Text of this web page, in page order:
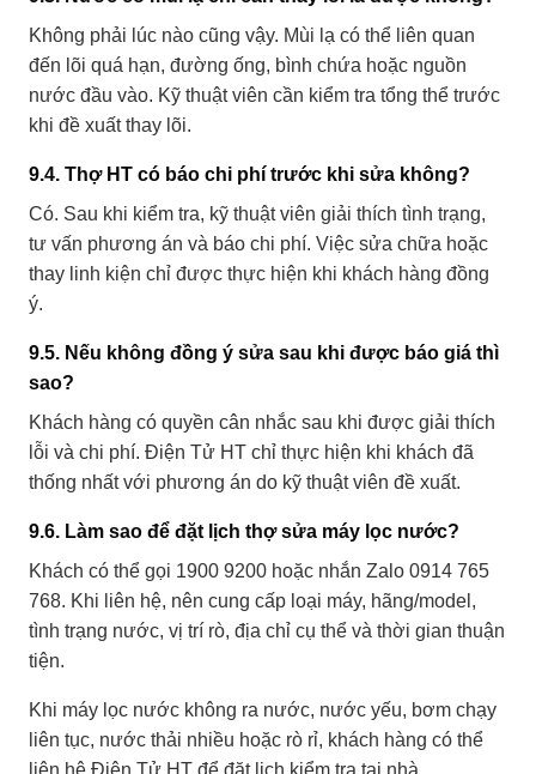
Không phải lúc nào cũng vậy. Mùi lạ có thể liên quan
đến lõi quá hạn, đường ống, bình chứa hoặc nguồn
nước đầu vào. Kỹ thuật viên cần kiểm tra tổng thể trước
khi đề xuất thay lõi.
9.4. Thợ HT có báo chi phí trước khi sửa không?
Có. Sau khi kiểm tra, kỹ thuật viên giải thích tình trạng,
tư vấn phương án và báo chi phí. Việc sửa chữa hoặc
thay linh kiện chỉ được thực hiện khi khách hàng đồng
ý.
9.5. Nếu không đồng ý sửa sau khi được báo giá thì
sao?
Khách hàng có quyền cân nhắc sau khi được giải thích
lỗi và chi phí. Điện Tử HT chỉ thực hiện khi khách đã
thống nhất với phương án do kỹ thuật viên đề xuất.
9.6. Làm sao để đặt lịch thợ sửa máy lọc nước?
Khách có thể gọi 1900 9200 hoặc nhắn Zalo 0914 765
768. Khi liên hệ, nên cung cấp loại máy, hãng/model,
tình trạng nước, vị trí rò, địa chỉ cụ thể và thời gian thuận
tiện.
Khi máy lọc nước không ra nước, nước yếu, bơm chạy
liên tục, nước thải nhiều hoặc rò rỉ, khách hàng có thể